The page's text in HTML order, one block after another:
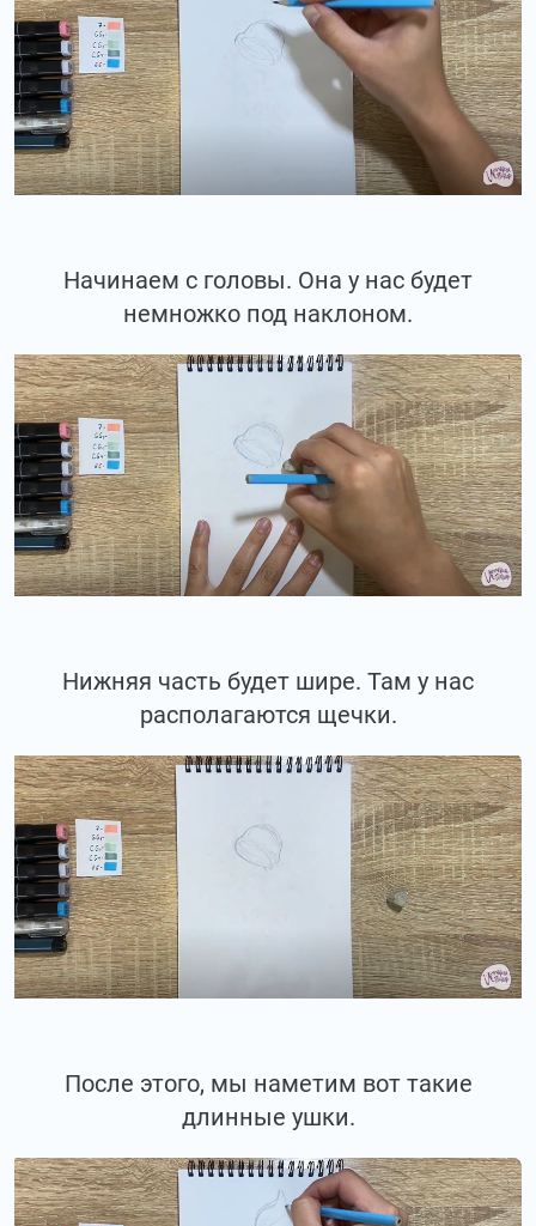
Начинаем с головы. Она у нас будет
немножко под наклоном.
Нижняя часть будет шире. Там у нас
располагаются щечки.
После этого, мы наметим вот такие
длинные ушки.